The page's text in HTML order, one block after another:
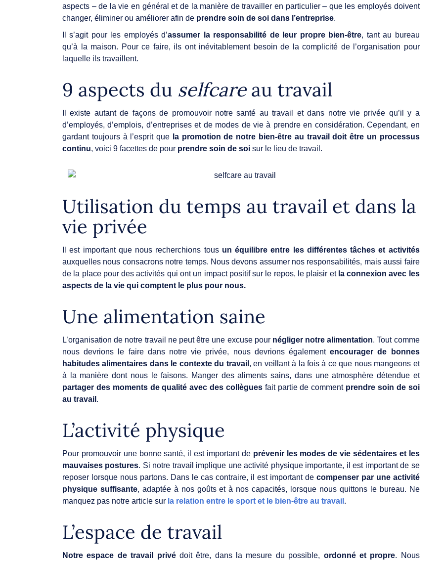
aspects – de la vie en général et de la manière de travailler en particulier – que les employés doivent
changer, éliminer ou améliorer afin de prendre soin de soi dans l’entreprise.
Il s’agit pour les employés d’assumer la responsabilité de leur propre bien-être, tant au bureau
qu’à la maison. Pour ce faire, ils ont inévitablement besoin de la complicité de l’organisation pour
laquelle ils travaillent.
9 aspects du selfcareau travail
Il existe autant de façons de promouvoir notre santé au travail et dans notre vie privée qu’il y a
d’employés, d’emplois, d’entreprises et de modes de vie à prendre en considération. Cependant, en
gardant toujours à l’esprit que la promotion de notre bien-être au travail doit être un processus
continu, voici 9 facettes de pour prendre soin de soi sur le lieu de travail.
Utilisation du temps au travail et dans la
vie privée
Il est important que nous recherchions tous un équilibre entre les différentes tâches et activités
auxquelles nous consacrons notre temps. Nous devons assumer nos responsabilités, mais aussi faire
de la place pour des activités qui ont un impact positif sur le repos, le plaisir et la connexion avec les
aspects de la vie qui comptent le plus pour nous.
Une alimentation saine
L’organisation de notre travail ne peut être une excuse pour négliger notre alimentation. Tout comme
nous devrions le faire dans notre vie privée, nous devrions égalementencourager de bonnes
habitudes alimentaires dans le contexte du travail , en veillant à la fois à ce que nous mangeons et
à la manière dont nous le faisons. Manger des aliments sains, dans une atmosphère détendue et
partager des moments de qualité avec des collèguesfait partie de comment prendre soin de soi
au travail .
L’activité physique
Pour promouvoir une bonne santé, il est important de prévenir les modes de vie sédentaires et les
mauvaises postures. Si notre travail implique une activité physique importante, il est important de se
reposer lorsque nous partons. Dans le cas contraire, il est important de compenser par une activité
physique suffisante, adaptée à nos goûts et à nos capacités, lorsque nous quittons le bureau. Ne
manquez pas notre article sur la relation entre le sport et le bien-être au travail .
L’espace de travail
Notre espace de travail privédoit être, dans la mesure du possible, ordonné et propre. Nous